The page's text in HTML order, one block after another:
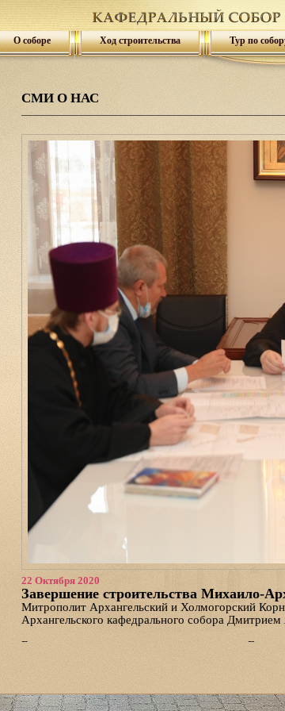
О соборе Ход строительства Тур по
СМИ О НАС
22 Октября 2020
Завершение строительства Михаило-
Митрополит Архангельский и Холмогорский
Архангельского кафедрального собора Дмитрием
В совещании также участвовали секретарь
фонда строительства собора протоиерей
На встрече обсуждался график работ до 2022